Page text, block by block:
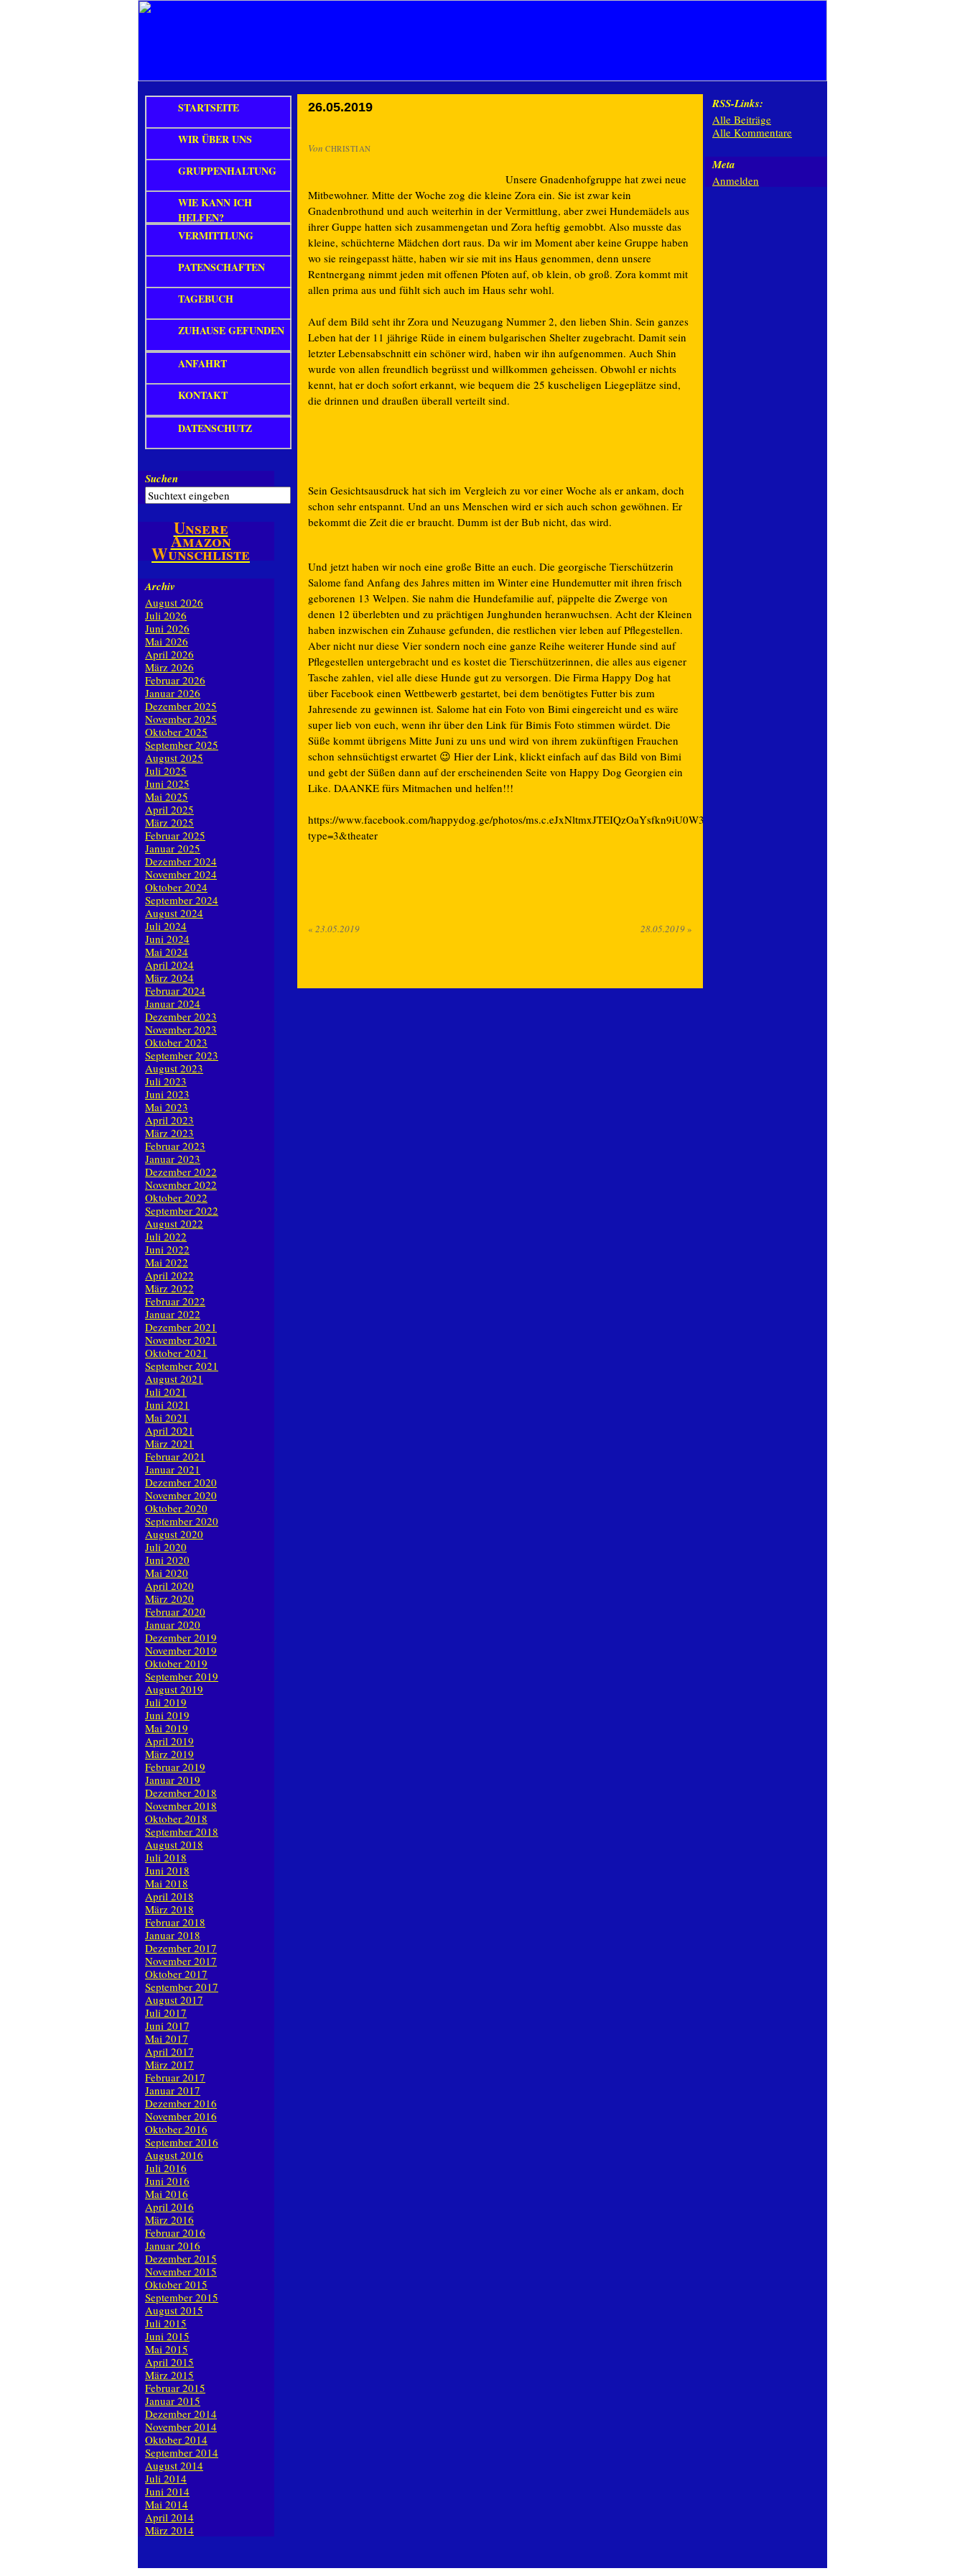
26.05.2019
Von CHRISTIAN
Unsere Gnadenhofgruppe hat zwei neue
Mitbewohner. Mitte der Woche zog die kleine Zora ein. Sie ist zwar kein
Gnadenbrothund und auch weiterhin in der Vermittlung, aber zwei Hundemädels aus
ihrer Guppe hatten sich zusammengetan und Zora heftig gemobbt. Also musste das
kleine, schüchterne Mädchen dort raus. Da wir im Moment aber keine Gruppe haben
wo sie reingepasst hätte, haben wir sie mit ins Haus genommen, denn unsere
Rentnergang nimmt jeden mit offenen Pfoten auf, ob klein, ob groß. Zora kommt mit
allen prima aus und fühlt sich auch im Haus sehr wohl.
Auf dem Bild seht ihr Zora und Neuzugang Nummer 2, den lieben Shin. Sein ganzes
Leben hat der 11 jährige Rüde in einem bulgarischen Shelter zugebracht. Damit sein
letzter Lebensabschnitt ein schöner wird, haben wir ihn aufgenommen. Auch Shin
wurde von allen freundlich begrüsst und willkommen geheissen. Obwohl er nichts
kennt, hat er doch sofort erkannt, wie bequem die 25 kuscheligen Liegeplätze sind,
die drinnen und draußen überall verteilt sind.
Sein Gesichtsausdruck hat sich im Vergleich zu vor einer Woche als er ankam, doch
schon sehr entspannt. Und an uns Menschen wird er sich auch schon gewöhnen. Er
bekommt die Zeit die er braucht. Dumm ist der Bub nicht, das wird.
Und jetzt haben wir noch eine große Bitte an euch. Die georgische Tierschützerin
Salome fand Anfang des Jahres mitten im Winter eine Hundemutter mit ihren frisch
geborenen 13 Welpen. Sie nahm die Hundefamilie auf, päppelte die Zwerge von
denen 12 überlebten und zu prächtigen Junghunden heranwuchsen. Acht der Kleinen
haben inzwischen ein Zuhause gefunden, die restlichen vier leben auf Pflegestellen.
Aber nicht nur diese Vier sondern noch eine ganze Reihe weiterer Hunde sind auf
Pflegestellen untergebracht und es kostet die Tierschützerinnen, die alles aus eigener
Tasche zahlen, viel alle diese Hunde gut zu versorgen. Die Firma Happy Dog hat
über Facebook einen Wettbewerb gestartet, bei dem benötigtes Futter bis zum
Jahresende zu gewinnen ist. Salome hat ein Foto von Bimi eingereicht und es wäre
super lieb von euch, wenn ihr über den Link für Bimis Foto stimmen würdet. Die
Süße kommt übrigens Mitte Juni zu uns und wird von ihrem zukünftigen Frauchen
schon sehnsüchtigst erwartet 😉 Hier der Link, klickt einfach auf das Bild von Bimi
und gebt der Süßen dann auf der erscheinenden Seite von Happy Dog Georgien ein
Like. DAANKE fürs Mitmachen und helfen!!!
https://www.facebook.com/happydog.ge/photos/
type=3&theater
« 23.05.2019 28.05.2019»
STARTSEITE
WIR ÜBER UNS
GRUPPENHALTUNG
WIE KANN ICH
HELFEN?
VERMITTLUNG
PATENSCHAFTEN
TAGEBUCH
ZUHAUSE GEFUNDEN
ANFAHRT
KONTAKT
DATENSCHUTZ
Suchen
Unsere
Amazon
Wunschliste
Archiv
August 2026
Juli 2026
Juni 2026
Mai 2026
April 2026
März 2026
Februar 2026
Januar 2026
Dezember 2025
November 2025
Oktober 2025
September 2025
August 2025
Juli 2025
Juni 2025
Mai 2025
April 2025
März 2025
Februar 2025
Januar 2025
Dezember 2024
November 2024
Oktober 2024
September 2024
August 2024
Juli 2024
Juni 2024
Mai 2024
April 2024
März 2024
Februar 2024
Januar 2024
Dezember 2023
November 2023
Oktober 2023
September 2023
August 2023
Juli 2023
Juni 2023
Mai 2023
April 2023
März 2023
Februar 2023
Januar 2023
Dezember 2022
November 2022
Oktober 2022
September 2022
August 2022
Juli 2022
Juni 2022
Mai 2022
April 2022
März 2022
Februar 2022
Januar 2022
Dezember 2021
November 2021
Oktober 2021
September 2021
August 2021
Juli 2021
Juni 2021
Mai 2021
April 2021
März 2021
Februar 2021
Januar 2021
Dezember 2020
November 2020
Oktober 2020
September 2020
August 2020
Juli 2020
Juni 2020
Mai 2020
April 2020
März 2020
Februar 2020
Januar 2020
Dezember 2019
November 2019
Oktober 2019
September 2019
August 2019
Juli 2019
Juni 2019
Mai 2019
April 2019
März 2019
Februar 2019
Januar 2019
Dezember 2018
November 2018
Oktober 2018
September 2018
August 2018
Juli 2018
Juni 2018
Mai 2018
April 2018
März 2018
Februar 2018
Januar 2018
Dezember 2017
November 2017
Oktober 2017
September 2017
August 2017
Juli 2017
Juni 2017
Mai 2017
April 2017
März 2017
Februar 2017
Januar 2017
Dezember 2016
November 2016
Oktober 2016
September 2016
August 2016
Juli 2016
Juni 2016
Mai 2016
April 2016
März 2016
Februar 2016
Januar 2016
Dezember 2015
November 2015
Oktober 2015
September 2015
August 2015
Juli 2015
Juni 2015
Mai 2015
April 2015
März 2015
Februar 2015
Januar 2015
Dezember 2014
November 2014
Oktober 2014
September 2014
August 2014
Juli 2014
Juni 2014
Mai 2014
April 2014
März 2014
RSS-Links:
Alle Beiträge
Alle Kommentare
Meta
Anmelden